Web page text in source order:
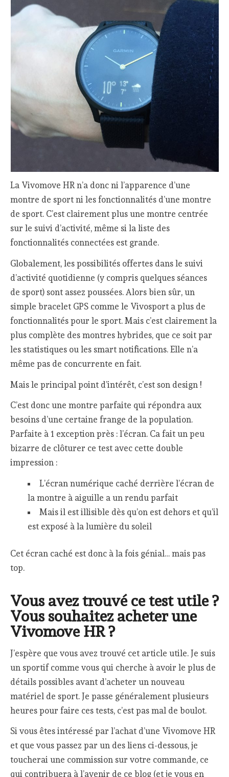
La Vivomove HR n’a donc ni l’apparence d’une
montre de sport ni les fonctionnalités d’une montre
de sport. C’est clairement plus une montre centrée
sur le suivi d’activité, même si la liste des
fonctionnalités connectées est grande.
Globalement, les possibilités offertes dans le suivi
d’activité quotidienne (y compris quelques séances
de sport) sont assez poussées. Alors bien sûr, un
simple bracelet GPS comme le Vivosport a plus de
fonctionnalités pour le sport. Mais c’est clairement la
plus complète des montres hybrides, que ce soit par
les statistiques ou les smart notifications. Elle n’a
même pas de concurrente en fait.
Mais le principal point d’intérêt, c’est son design !
C’est donc une montre parfaite qui répondra aux
besoins d’une certaine frange de la population.
Parfaite à 1 exception près : l’écran. Ca fait un peu
bizarre de clôturer ce test avec cette double
impression :
L’écran numérique caché derrière l’écran de
la montre à aiguille a un rendu parfait
Mais il est illisible dès qu’on est dehors et qu’il
est exposé à la lumière du soleil
Cet écran caché est donc à la fois génial… mais pas
top.
Vous avez trouvé ce test utile ?
Vous souhaitez acheter une
Vivomove HR ?
J’espère que vous avez trouvé cet article utile. Je suis
un sportif comme vous qui cherche à avoir le plus de
détails possibles avant d’acheter un nouveau
matériel de sport. Je passe généralement plusieurs
heures pour faire ces tests, c’est pas mal de boulot.
Si vous êtes intéressé par l’achat d’une Vivomove HR
et que vous passez par un des liens ci-dessous, je
toucherai une commission sur votre commande, ce
qui contribuera à l’avenir de ce blog (et je vous en